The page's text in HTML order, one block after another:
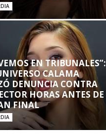
EN TRIBUNALES”:
CALAMA
DENUNCIA CONTRA
HORAS ANTES DE
FINAL